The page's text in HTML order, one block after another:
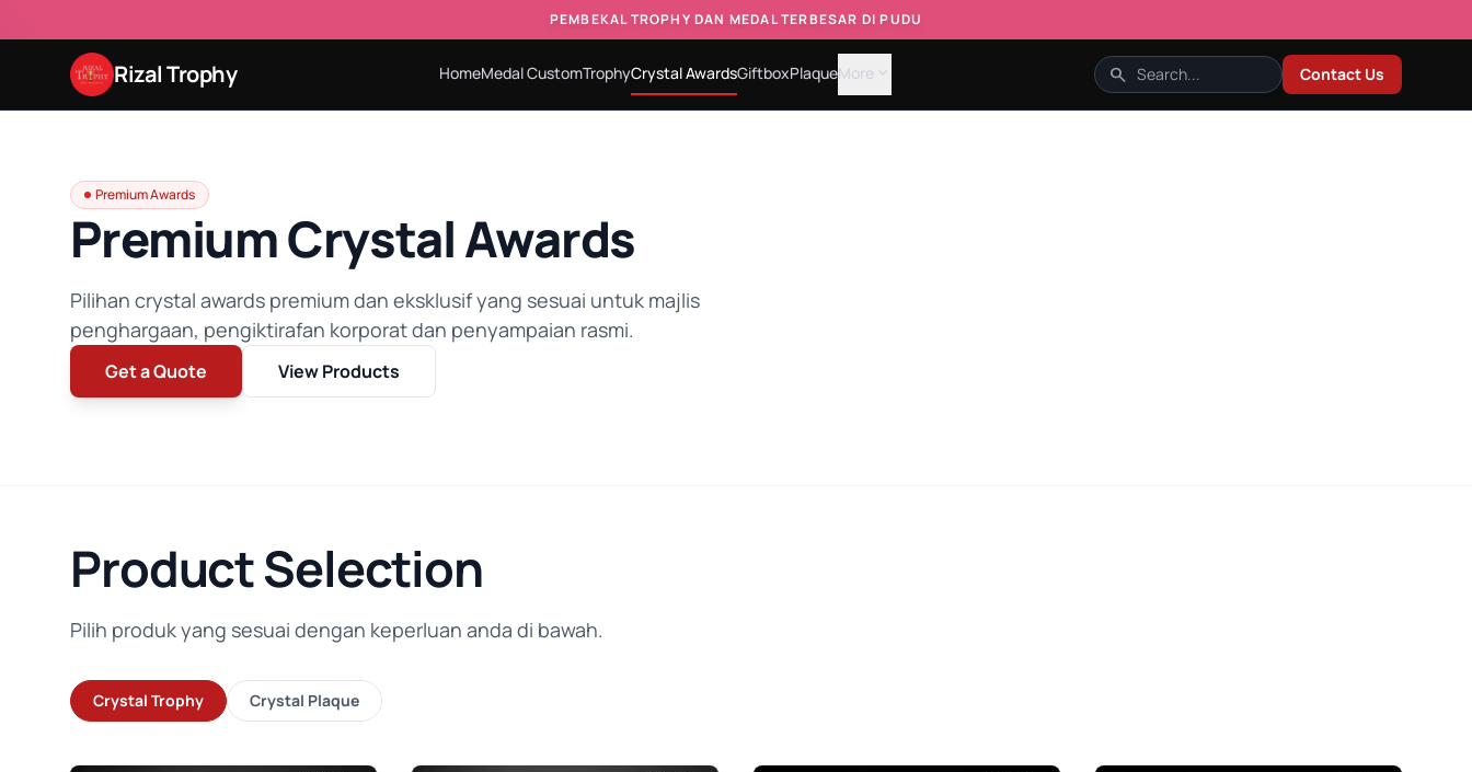
PEMBEKAL TROPHY DAN MEDAL TERBESAR DI PUDU
Rizal Trophy HomeMedal CustomTrophyCrystal AwardsGiftboxPlaqueMore expand_more search Contact Us
Premium Awards
Premium Crystal Awards
Pilihan crystal awards premium dan eksklusif yang sesuai untuk majlis
penghargaan, pengiktirafan korporat dan penyampaian rasmi.
Get a Quote View Products
Product Selection
Pilih produk yang sesuai dengan keperluan anda di bawah.
Crystal Trophy Crystal Plaque